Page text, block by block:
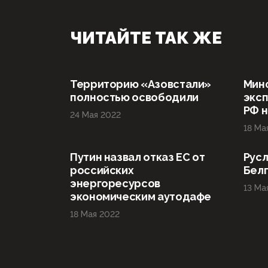
ЧИТАЙТЕ ТАК ЖЕ
Территорию «Азовстали»
полностью освободили
24 Мая 2022
РФ
18
Путин назвал отказ ЕС от
российских
энергоресурсов
экономическим аутодафе
18 Мая 2022
13